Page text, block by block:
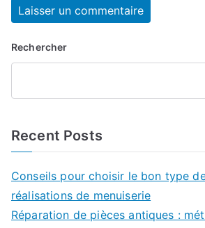
Rechercher
Recent Posts
Conseils pour choisir le bon type
réalisations de menuiserie
Réparation de pièces antiques :